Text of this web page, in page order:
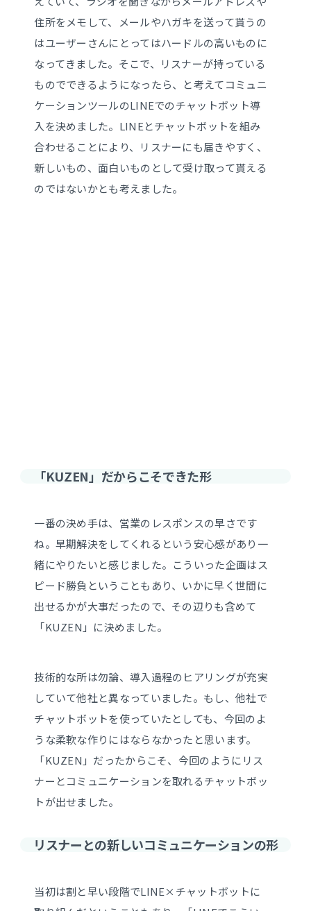
住所をメモして、メールやハガキを送って貰うの
はユーザーさんにとってはハードルの高いものに
なってきました。そこで、リスナーが持っている
ものでできるようになったら、と考えてコミュニ
ケーションツールのLINEでのチャットボット導
入を決めました。LINEとチャットボットを組み
合わせることにより、リスナーにも届きやすく、
新しいもの、面白いものとして受け取って貰える
のではないかとも考えました。
「KUZEN」だからこそできた形
一番の決め手は、営業のレスポンスの早さです
ね。早期解決をしてくれるという安心感があり一
緒にやりたいと感じました。こういった企画はス
ピード勝負ということもあり、いかに早く世間に
出せるかが大事だったので、その辺りも含めて
「KUZEN」に決めました。
技術的な所は勿論、導入過程のヒアリングが充実
していて他社と異なっていました。もし、他社で
チャットボットを使っていたとしても、今回のよ
うな柔軟な作りにはならなかったと思います。
「KUZEN」だったからこそ、今回のようにリス
ナーとコミュニケーションを取れるチャットボッ
トが出せました。
リスナーとの新しいコミュニケーションの形
当初は割と早い段階でLINE×チャットボットに